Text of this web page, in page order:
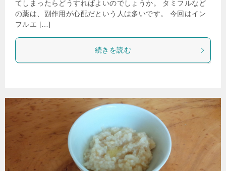
てしまったらどうすればよいのでしょうか。 タミフルなど
の薬は、副作用が心配だという人は多いです。 今回はイン
フルエ […]
続きを読む